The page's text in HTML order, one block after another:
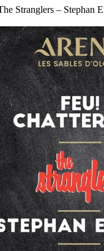
Stranglers – Stephan